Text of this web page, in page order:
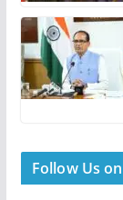
Follow Us